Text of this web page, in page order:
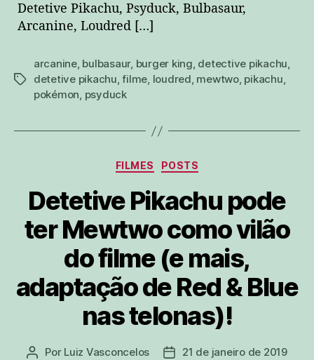
Detetive Pikachu, Psyduck, Bulbasaur,
Arcanine, Loudred […]
tags
arcanine, bulbasaur, burger king, detective pikachu,
detetive pikachu,filme, loudred, mewtwo, pikachu,
pokémon, psyduck
Categorias
FILMES POSTS
Detetive Pikachu pode
ter Mewtwo como vilão
do filme (e mais,
adaptação de Red & Blue
nas telonas)!
Autor
Por Luiz Vasconcelos
Data21 de janeiro de 2019